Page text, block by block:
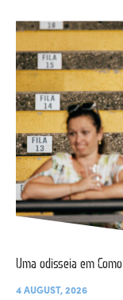
Uma odisseia em Como
4 AUGUST, 2026